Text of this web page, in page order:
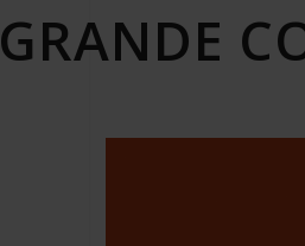
GRANDE